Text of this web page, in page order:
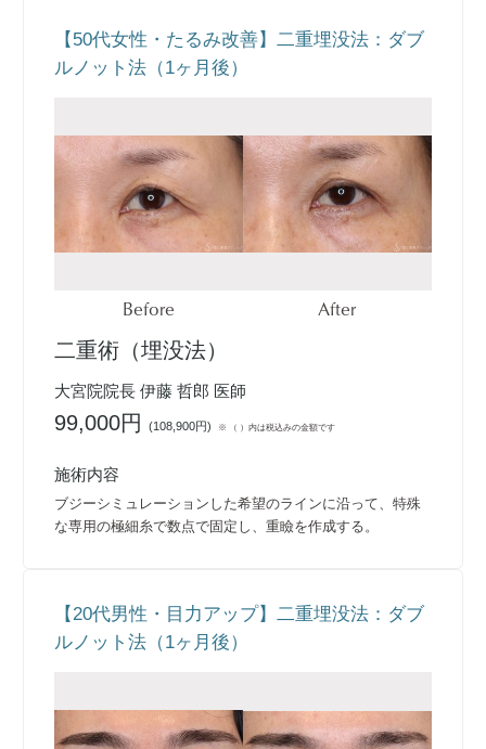
【50代女性・たるみ改善】二重埋没法：ダブ
ルノット法（1ヶ月後）
Before After
二重術（埋没法）
大宮院院長 伊藤 哲郎 医師
99,000円(108,900円) ※ （ ）内は税込みの金額です
施術内容
ブジーシミュレーションした希望のラインに沿って、特殊
な専用の極細糸で数点で固定し、重瞼を作成する。
【20代男性・目力アップ】二重埋没法：ダブ
ルノット法（1ヶ月後）